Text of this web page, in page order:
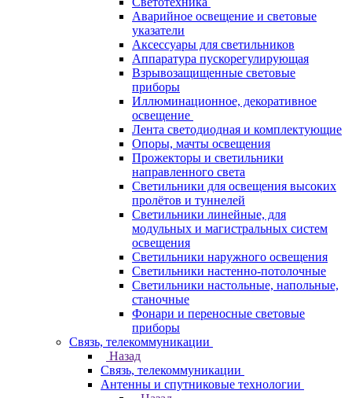
Аварийное освещение и световые
указатели
Аксессуары для светильников
Аппаратура пускорегулирующая
Взрывозащищенные световые
приборы
Иллюминационное, декоративное
освещение
Лента светодиодная и комплектующие
Опоры, мачты освещения
Прожекторы и светильники
направленного света
Светильники для освещения высоких
пролётов и туннелей
Светильники линейные, для
модульных и магистральных систем
освещения
Светильники наружного освещения
Светильники настенно-потолочные
Светильники настольные, напольные,
станочные
Фонари и переносные световые
приборы
Связь, телекоммуникации
Назад
Связь, телекоммуникации
Антенны и спутниковые технологии